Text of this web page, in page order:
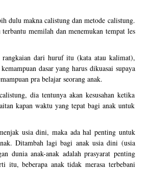
dulu makna calistung dan metode calistung.
memilah dan menemukan tempat les
rangkaian dari huruf itu (kata atau kalimat),
dasar yang harus dikuasai supaya
pra belajar seorang anak.
dia tentunya akan kesusahan ketika
kapan waktu yang tepat bagi anak untuk
usia dini, maka ada hal penting untuk
Ditambah lagi bagi anak usia dini (usia
dunia anak-anak adalah prasyarat penting
itu, beberapa anak tidak merasa terbebani